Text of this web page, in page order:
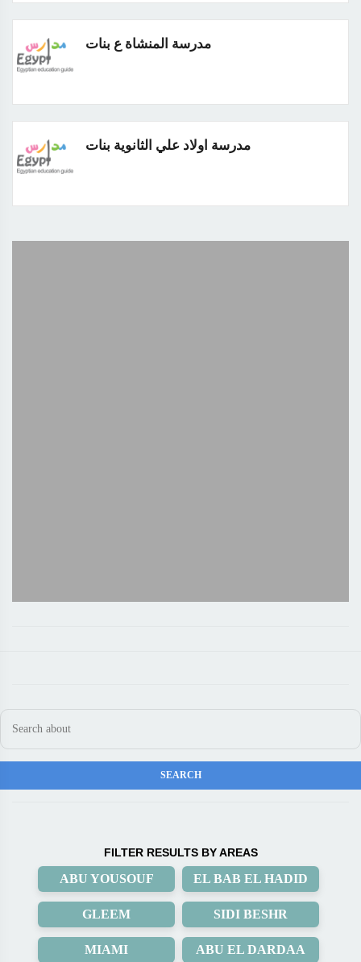
مدرسة المنشاة ع بنات
مدرسة اولاد علي الثانوية بنات
FILTER RESULTS BY AREAS
ABU YOUSOUF EL BAB EL HADID
GLEEM SIDI BESHR
MIAMI ABU EL DARDAA